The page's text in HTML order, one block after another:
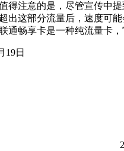
得注意的是，尽管宣传中提
出这部分流量后，速度可
通畅享卡是一种纯流量卡
19日